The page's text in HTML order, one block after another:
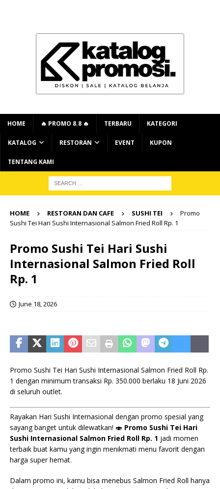
HOME 🔥 PROMO 8.8 🔥 TERBARU KATEGORI
KATALOG RESTORAN EVENT KUPON
TENTANG KAMI
HOME RESTORAN DAN CAFE SUSHI TEI
Promo
Sushi Tei Hari Sushi Internasional Salmon Fried Roll Rp. 1
Promo Sushi Tei Hari Sushi
Internasional Salmon Fried Roll
Rp. 1
June 18, 2026
Promo Sushi Tei Hari Sushi Internasional Salmon Fried Roll Rp.
1 dengan minimum transaksi Rp. 350.000 berlaku 18 Juni 2026
di seluruh outlet.
Rayakan Hari Sushi Internasional dengan promo spesial yang
sayang banget untuk dilewatkan! 🍣 Promo Sushi Tei Hari
Sushi Internasional Salmon Fried Roll Rp. 1 jadi momen
terbaik buat kamu yang ingin menikmati menu favorit dengan
harga super hemat.
Dalam promo ini, kamu bisa menebus Salmon Fried Roll hanya